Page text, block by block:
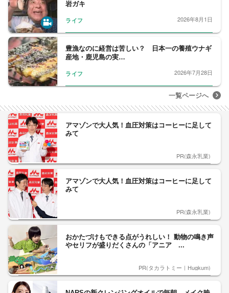
岩ガキ
ライフ 2026年8月1日
豊漁なのに経営は苦しい？ 日本一の養殖ウナギ
産地・鹿児島の実…
ライフ 2026年7月28日
一覧ページへ
アマゾンで大人気！血圧対策はコーヒーに足して
みて
PR(森永乳業)
アマゾンで大人気！血圧対策はコーヒーに足して
みて
PR(森永乳業)
おかたづけもできる点がうれしい！ 動物の鳴き声
やセリフが盛りだくさんの「アニア ...
PR(タカラトミー｜Hugkum)